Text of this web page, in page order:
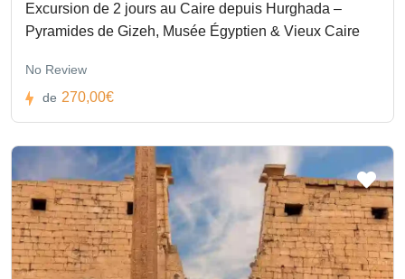
Excursion de 2 jours au Caire depuis Hurghada –
Pyramides de Gizeh, Musée Égyptien & Vieux Caire
No Review
de 270,00€